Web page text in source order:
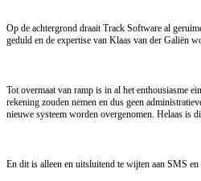
Op de achtergrond draait Track Software al
geduld en de expertise van Klaas van der Galiën
Tot overmaat van ramp is in al het enthousiasme
rekening zouden nemen en dus geen
nieuwe systeem worden overgenomen. Helaas is
En dit is alleen en uitsluitend te wijten aan SMS